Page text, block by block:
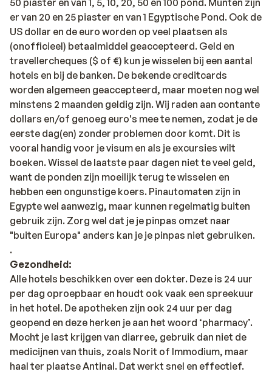
er van 20 en 25 piaster en van 1 Egyptische Pond. Ook de
US dollar en de euro worden op veel plaatsen als
(onofficieel) betaalmiddel geaccepteerd. Geld en
travellercheques ($ of €) kun je wisselen bij een aantal
hotels en bij de banken. De bekende creditcards
worden algemeen geaccepteerd, maar moeten nog wel
minstens 2 maanden geldig zijn. Wij raden aan contante
dollars en/of genoeg euro's mee te nemen, zodat je de
eerste dag(en) zonder problemen door komt. Dit is
vooral handig voor je visum en als je excursies wilt
boeken. Wissel de laatste paar dagen niet te veel geld,
want de ponden zijn moeilijk terug te wisselen en
hebben een ongunstige koers. Pinautomaten zijn in
Egypte wel aanwezig, maar kunnen regelmatig buiten
gebruik zijn. Zorg wel dat je je pinpas omzet naar
"buiten Europa" anders kan je je pinpas niet gebruiken.
.
Gezondheid:
Alle hotels beschikken over een dokter. Deze is 24 uur
per dag oproepbaar en houdt ook vaak een spreekuur
in het hotel. De apotheken zijn ook 24 uur per dag
geopend en deze herken je aan het woord ‘pharmacy’.
Mocht je last krijgen van diarree, gebruik dan niet de
medicijnen van thuis, zoals Norit of Immodium, maar
haal ter plaatse Antinal. Dat werkt snel en effectief.